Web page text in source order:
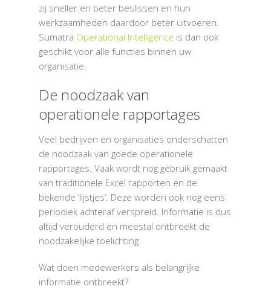
zij sneller en beter beslissen en hun
werkzaamheden daardoor beter uitvoeren.
Sumatra Operational Intelligence is dan ook
geschikt voor alle functies binnen uw
organisatie.
De noodzaak van
operationele rapportages
Veel bedrijven en organisaties onderschatten
de noodzaak van goede operationele
rapportages. Vaak wordt nog gebruik gemaakt
van traditionele Excel rapporten en de
bekende ‘lijstjes’. Deze worden ook nog eens
periodiek achteraf verspreid. Informatie is dus
altijd verouderd en meestal ontbreekt de
noodzakelijke toelichting.
Wat doen medewerkers als belangrijke
informatie ontbreekt?